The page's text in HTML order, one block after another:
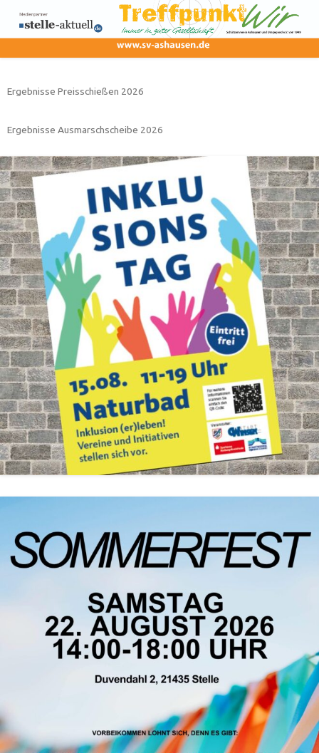
Ergebnisse Preisschießen 2026
Ergebnisse Ausmarschscheibe 2026